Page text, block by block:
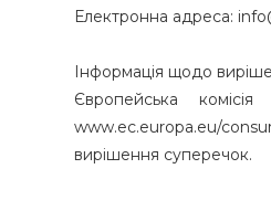
Електронна адреса:
Інформація щодо
Європейська
www.ec.europa.eu/
вирішення суперечок.